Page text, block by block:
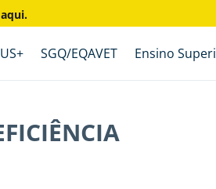
SGQ/EQAVET Ensino